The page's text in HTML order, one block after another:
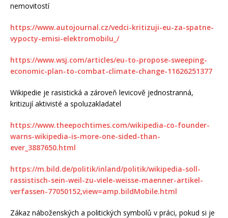
nemovitostí
https://www.autojournal.cz/vedci-kritizuji-eu-za-spatne-
vypocty-emisi-elektromobilu_/
https://www.wsj.com/articles/eu-to-propose-sweeping-
economic-plan-to-combat-climate-change-11626251377
Wikipedie je rasistická a zároveň levicově jednostranná,
kritizují aktivisté a spoluzakladatel
https://www.theepochtimes.com/wikipedia-co-founder-
warns-wikipedia-is-more-one-sided-than-
ever_3887650.html
https://m.bild.de/politik/inland/politik/wikipedia-soll-
rassistisch-sein-weil-zu-viele-weisse-maenner-artikel-
verfassen-77050152,view=amp.bildMobile.html
Zákaz náboženských a politických symbolů v práci, pokud si je